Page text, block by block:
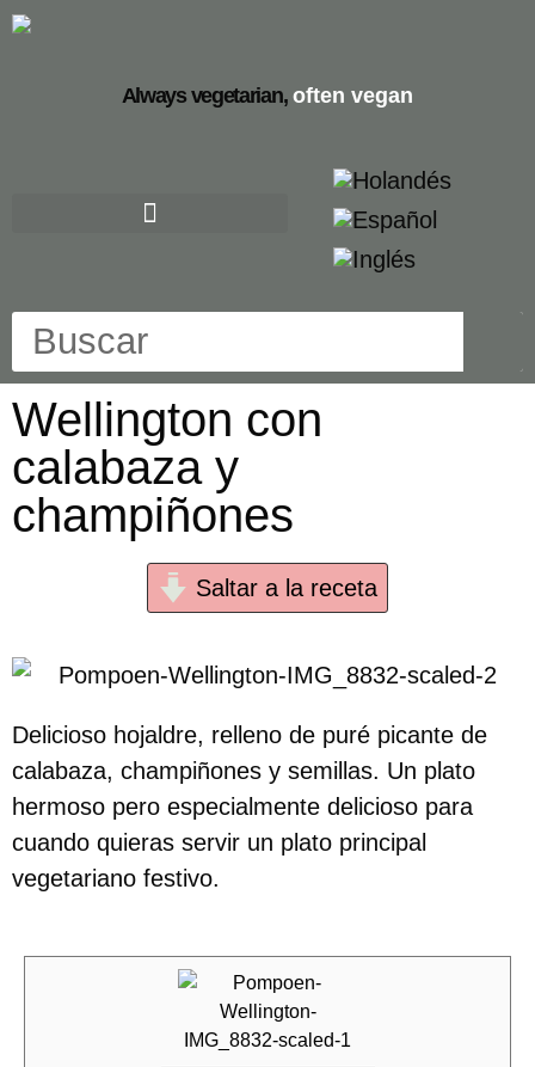
Always vegetarian, often vegan
Wellington con
calabaza y
champiñones
Saltar a la receta
Delicioso hojaldre, relleno de puré picante de
calabaza, champiñones y semillas. Un plato
hermoso pero especialmente delicioso para
cuando quieras servir un plato principal
vegetariano festivo.